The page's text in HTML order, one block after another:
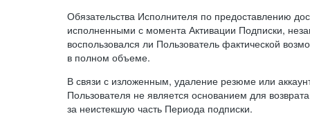
Обязательства Исполнителя по предоставлению
исполненными с момента Активации Подписки,
воспользовался ли Пользователь фактической
в полном объеме.
В связи с изложенным, удаление резюме или
Пользователя не является основанием для
за неистекшую часть Периода подписки.